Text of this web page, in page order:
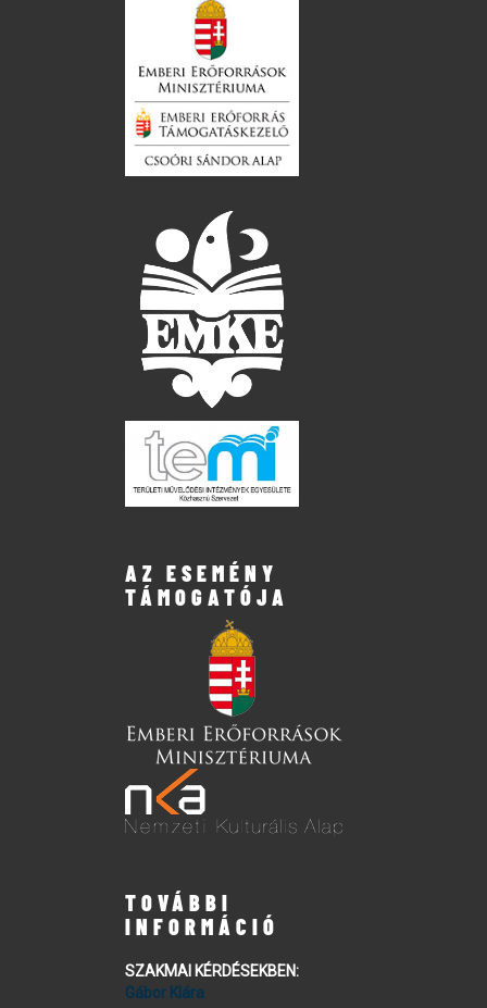
AZ ESEMÉNY
TÁMOGATÓJA
TOVÁBBI
INFORMÁCIÓ
SZAKMAI KÉRDÉSEKBEN:
Gábor Klára